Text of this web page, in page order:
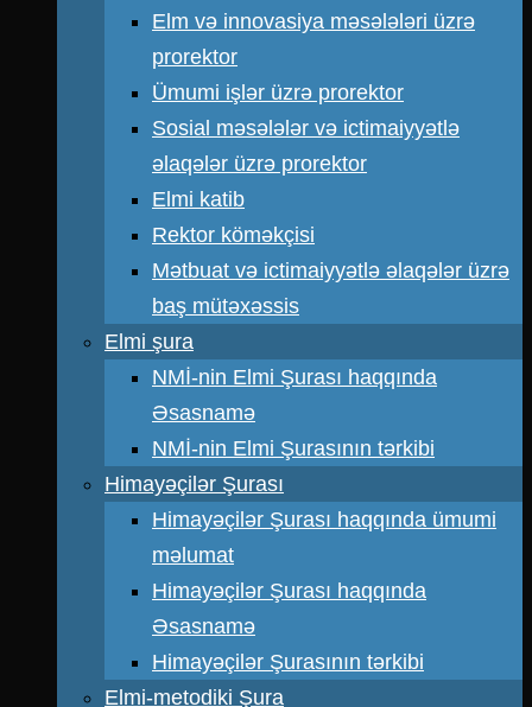
Elm və innovasiya məsələləri üzrə
prorektor
Ümumi işlər üzrə prorektor
Sosial məsələlər və ictimaiyyətlə
əlaqələr üzrə prorektor
Elmi katib
Rektor köməkçisi
Mətbuat və ictimaiyyətlə əlaqələr üzrə
baş mütəxəssis
Elmi şura
NMİ-nin Elmi Şurası haqqında
Əsasnamə
NMİ-nin Elmi Şurasının tərkibi
Himayəçilər Şurası
Himayəçilər Şurası haqqında ümumi
məlumat
Himayəçilər Şurası haqqında
Əsasnamə
Himayəçilər Şurasının tərkibi
Elmi-metodiki Şura